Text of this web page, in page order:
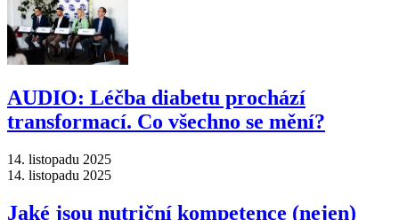
AUDIO: Léčba diabetu prochází
transformací. Co všechno se mění?
14. listopadu 2025
14. listopadu 2025
Jaké jsou nutriční kompetence (nejen)